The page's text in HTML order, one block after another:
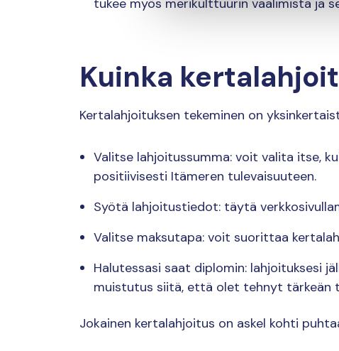
tukee myös merikulttuurin vaalimista ja
Kuinka
Kertalahjoituksen tekeminen on
Valitse lahjoitussumma: voit valita itse,
positiivisesti Itämeren tulevaisuuteen.
Syötä lahjoitustiedot: täytä
Valitse maksutapa: voit suorittaa
Halutessasi saat diplomin: lahjoituksesi
muistutus siitä, että olet tehnyt tärkeän
Jokainen kertalahjoitus on askel kohti